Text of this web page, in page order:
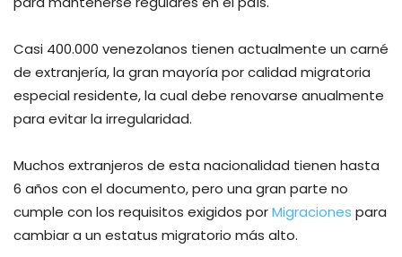
Casi 400.000 venezolanos tienen actualmente un carné
de extranjería, la gran mayoría por calidad migratoria
especial residente, la cual debe renovarse anualmente
para evitar la irregularidad.
Muchos extranjeros de esta nacionalidad tienen hasta
6 años con el documento, pero una gran parte no
cumple con los requisitos exigidos porMigraciones para
cambiar a un estatus migratorio más alto.